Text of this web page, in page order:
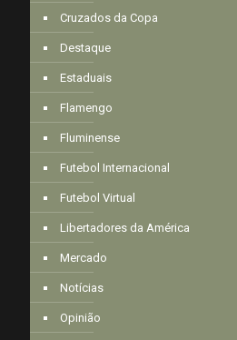
Cruzados da Copa
Destaque
Estaduais
Flamengo
Fluminense
Futebol Internacional
Futebol Virtual
Libertadores da América
Mercado
Notícias
Opinião